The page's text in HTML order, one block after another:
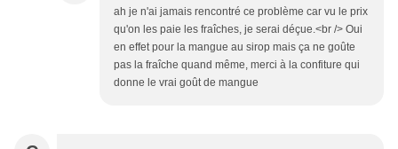
ah je n'ai jamais rencontré ce problème car vu le prix
qu'on les paie les fraîches, je serai déçue.<br /> Oui
en effet pour la mangue au sirop mais ça ne goûte
pas la fraîche quand même, merci à la confiture qui
donne le vrai goût de mangue